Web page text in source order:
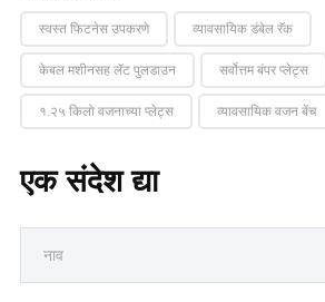
स्वस्त फिटनेस उपकरणे व्यावसायिक डंबेल रॅक
केबल मशीनसह लॅट पुलडाउन सर्वोत्तम बंपर प्लेट्स
१.२५ किलो वजनाच्या प्लेट्स व्यावसायिक वजन बेंच
एक संदेश द्या